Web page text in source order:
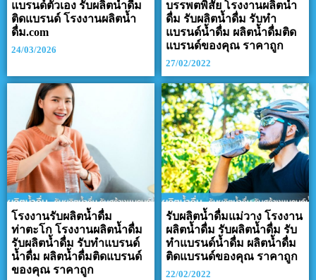
แบรนด์ตัวเอง รับผลิตน้ำดื่ม
ติดแบรนด์ โรงงานผลิตน้ำ
ดื่ม.com
24/03/2026
บรรพตพิสัย โรงงานผลิตน้ำ
ดื่ม รับผลิตน้ำดื่ม รับทำ
แบรนด์น้ำดื่ม ผลิตน้ำดื่มติด
แบรนด์ของคุณ ราคาถูก
27/02/2022
โรงงานรับผลิตน้ำดื่ม
ท่าตะโก โรงงานผลิตน้ำดื่ม
รับผลิตน้ำดื่ม รับทำแบรนด์
น้ำดื่ม ผลิตน้ำดื่มติดแบรนด์
ของคุณ ราคาถูก
รับผลิตน้ำดื่มแม่วาง โรงงาน
ผลิตน้ำดื่ม รับผลิตน้ำดื่ม รับ
ทำแบรนด์น้ำดื่ม ผลิตน้ำดื่ม
ติดแบรนด์ของคุณ ราคาถูก
22/02/2022